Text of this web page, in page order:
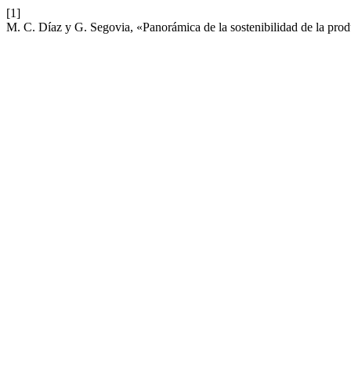
[1]
M. C. Díaz y G. Segovia, «Panorámica de la sostenibilidad de la